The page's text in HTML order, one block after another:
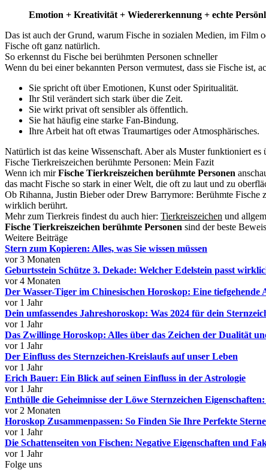
Emotion + Kreativität + Wiedererkennung + echte
Das ist auch der Grund, warum Fische in sozialen Medien, im
Fische oft ganz natürlich.
So erkennst du Fische bei berühmten Personen schneller
Wenn du bei einer bekannten Person vermutest, dass sie Fische ist,
Sie spricht oft über Emotionen, Kunst oder Spiritualität.
Ihr Stil verändert sich stark über die Zeit.
Sie wirkt privat oft sensibler als öffentlich.
Sie hat häufig eine starke Fan-Bindung.
Ihre Arbeit hat oft etwas Traumartiges oder Atmosphärisches.
Natürlich ist das keine Wissenschaft. Aber als Muster funktioniert es
Fische Tierkreiszeichen berühmte Personen: Mein Fazit
Wenn ich mirFische Tierkreiszeichen berühmte Personen
das macht Fische so stark in einer Welt, die oft zu laut und zu
Ob Rihanna, Justin Bieber oder Drew Barrymore: Berühmte
wirklich berührt.
Mehr zum Tierkreis findest du auch hier: Tierkreiszeichen und
Fische Tierkreiszeichen berühmte Personen sind der beste
Weitere Beiträge
Stern zum Kopieren: Alles, was Sie wissen müssen
vor 3 Monaten
Geburtsstein Schütze 3. Dekade: Welcher Edelstein passt
vor 4 Monaten
Der Wasser-Tiger im Chinesischen Horoskop: Eine tiefgehende
vor 1 Jahr
Dein umfassendes Jahreshoroskop: Was 2024 für dein
vor 1 Jahr
Das Zwillinge Horoskop: Alles über das Zeichen der Dualität
vor 1 Jahr
Der Einfluss des Sternzeichen-Kreislaufs auf unser Leben
vor 1 Jahr
Erich Bauer: Ein Blick auf seinen Einfluss in der Astrologie
vor 1 Jahr
Enthülle die Geheimnisse der Löwe Sternzeichen
vor 2 Monaten
Horoskop Zusammenpassen: So Finden Sie Ihre Perfekte
vor 1 Jahr
Die Schattenseiten von Fischen: Negative Eigenschaften und
vor 1 Jahr
Folge uns